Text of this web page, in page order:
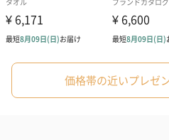
ドライフラワー・プリザーブド
自然のお花で作ったドライフラワ
梱します。
い。パッケージに入れてお届けし
価格帯の近いプレゼ